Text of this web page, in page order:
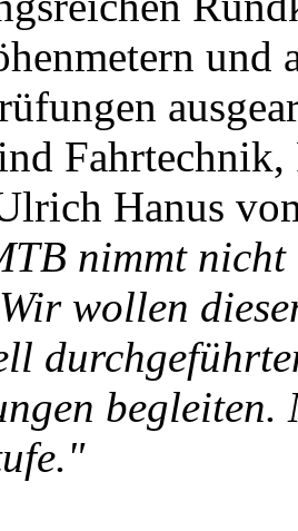
und
Hanus
nimmt
wollen